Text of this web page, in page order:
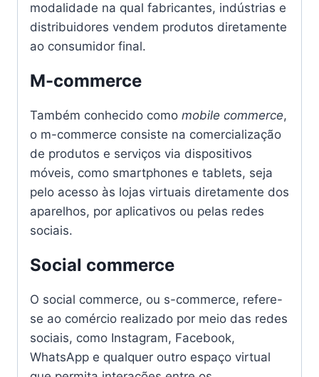
modalidade na qual fabricantes, indústrias e
distribuidores vendem produtos diretamente
ao consumidor final.
M-commerce
Também conhecido como mobile commerce,
o m-commerce consiste na comercialização
de produtos e serviços via dispositivos
móveis, como smartphones e tablets, seja
pelo acesso às lojas virtuais diretamente dos
aparelhos, por aplicativos ou pelas redes
sociais.
Social commerce
O social commerce, ou s-commerce, refere-
se ao comércio realizado por meio das redes
sociais, como Instagram, Facebook,
WhatsApp e qualquer outro espaço virtual